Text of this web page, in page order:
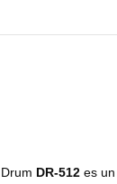
DR-512 es un